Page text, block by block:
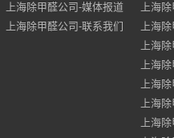
上海除甲醛公司-媒体报道
上海除甲醛公司-联系我们
上海
上海
上海
上海
上海
上海
上海